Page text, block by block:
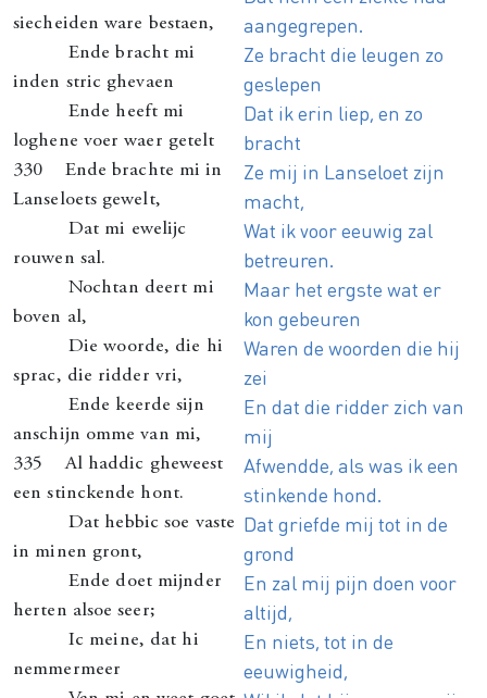
siecheiden ware bestaen,
Ende bracht mi
inden stric ghevaen
Ende heeft mi
loghene voer waer getelt
330 Ende brachte mi in
Lanseloets gewelt,
Dat mi ewelijc
rouwen sal.
Nochtan deert mi
boven al,
Die woorde, die hi
sprac, die ridder vri,
Ende keerde sijn
anschijn omme van mi,
335 Al haddic gheweest
een stinckende hont.
Dat hebbic soe vaste
in minen gront,
Ende doet mijnder
herten alsoe seer;
Ic meine, dat hi
nemmermeer
aangegrepen.
Ze bracht die leugen zo
geslepen
Dat ik erin liep, en zo
bracht
Ze mij in Lanseloet zijn
macht,
Wat ik voor eeuwig zal
betreuren.
Maar het ergste wat er
kon gebeuren
Waren de woorden die hij
zei
En dat die ridder zich van
mij
Afwendde, als was ik een
stinkende hond.
Dat griefde mij tot in de
grond
En zal mij pijn doen voor
altijd,
En niets, tot in de
eeuwigheid,